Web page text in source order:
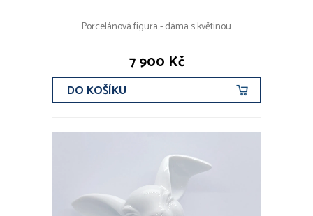
Porcelánová figura - dáma s květinou
7 900 Kč
DO KOŠÍKU